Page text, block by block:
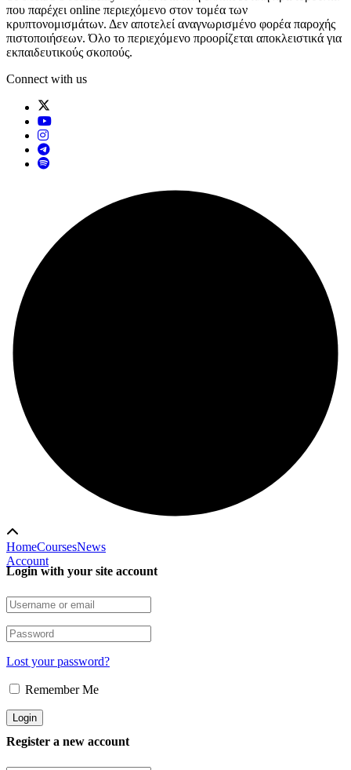
που παρέχει online περιεχόμενο στον τομέα των
κρυπτονομισμάτων. Δεν αποτελεί αναγνωρισμένο φορέα παροχής
πιστοποιήσεων. Όλο το περιεχόμενο προορίζεται αποκλειστικά για
εκπαιδευτικούς σκοπούς.
Connect with us
HomeCoursesNews
Account
Login with your site account
Lost your password?
Remember Me
Register a new account